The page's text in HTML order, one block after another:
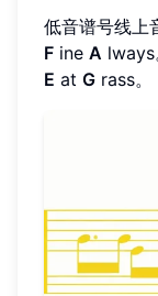
低音谱号线上
F ine A lways
E at G rass。